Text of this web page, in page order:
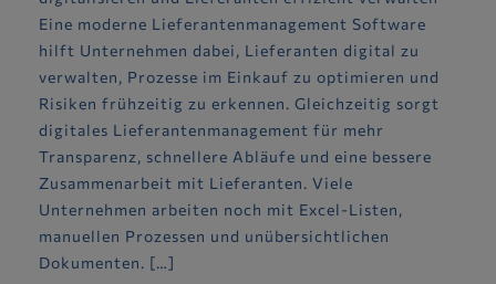
Eine moderne Lieferantenmanagement Software
hilft Unternehmen dabei, Lieferanten digital zu
verwalten, Prozesse im Einkauf zu optimieren und
Risiken frühzeitig zu erkennen. Gleichzeitig sorgt
digitales Lieferantenmanagement für mehr
Transparenz, schnellere Abläufe und eine bessere
Zusammenarbeit mit Lieferanten. Viele
Unternehmen arbeiten noch mit Excel-Listen,
manuellen Prozessen und unübersichtlichen
Dokumenten. […]